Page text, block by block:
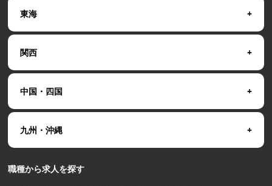
東海
関西
中国・四国
九州・沖縄
職種から求人を探す